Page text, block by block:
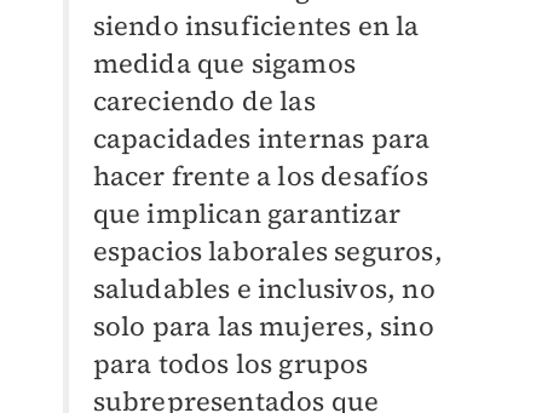
siendo insuficientes en la
medida que sigamos
careciendo de las
capacidades internas para
hacer frente a los desafíos
que implican garantizar
espacios laborales seguros,
saludables e inclusivos, no
solo para las mujeres, sino
para todos los grupos
subrepresentados que